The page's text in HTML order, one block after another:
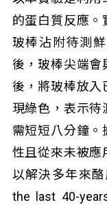
的蛋白質反應。
玻棒沾附待測
後，玻棒尖端會
後，將玻棒放入
現綠色，表示待
需短短八分鐘
性且從來未被應
以解決多年來
the last 40-